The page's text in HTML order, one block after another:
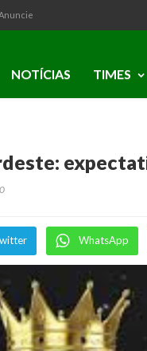
NOTÍCIAS TIMES
0
WhatsApp